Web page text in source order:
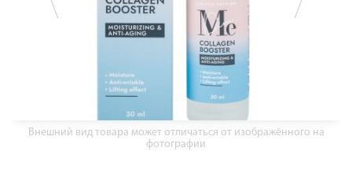
Внешний вид товара может отличаться от изображённого на
фотографии